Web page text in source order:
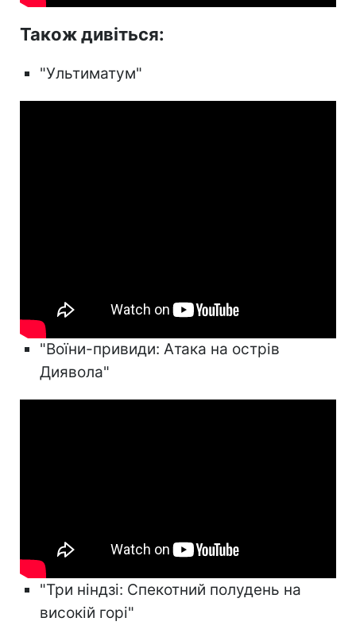
Також дивіться:
"Ультиматум"
"Воїни-привиди: Атака на острів
Диявола"
"Три ніндзі: Спекотний полудень на
високій горі"